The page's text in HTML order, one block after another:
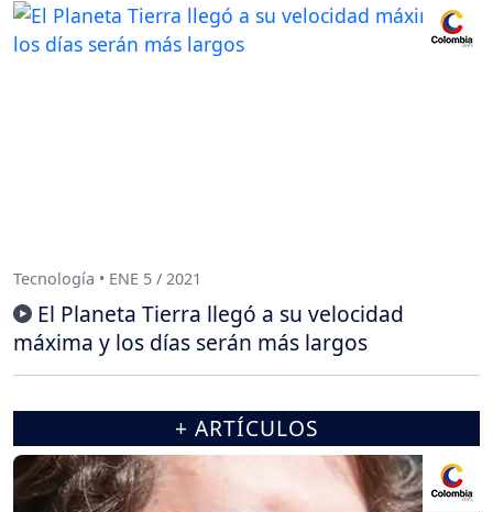
Tecnología • ENE 5 / 2021
El Planeta Tierra llegó a su velocidad
máxima y los días serán más largos
+ ARTÍCULOS